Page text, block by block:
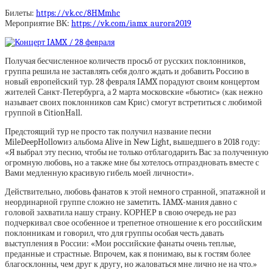
Билеты: https://vk.cc/8HMmhc
Мероприятие ВК: https://vk.com/iamx_aurora2019
Получая бесчисленное количеств просьб от русских поклонников,
группа решила не заставлять себя долго ждать и добавить Россию в
новый европейский тур. 28 февраля IAMX порадуют своим концертом
жителей Санкт-Петербурга, а 2 марта московские «бьютис» (как нежно
называет своих поклонников сам Крис) смогут встретиться с любимой
группой в CitionHall.
Предстоящий тур не просто так получил название песни
MileDeepHollowиз альбома Alive in New Light, вышедшего в 2018 году:
«Я выбрал эту песню, чтобы не только отблагодарить Вас за полученную
огромную любовь, но а также мне бы хотелось отпраздновать вместе с
Вами медленную красивую гибель моей личности».
Действительно, любовь фанатов к этой немного странной, эпатажной и
неординарной группе сложно не заметить. IAMX-мания давно с
головой захватила нашу страну. КОРНЕР в свою очередь не раз
подчеркивал свое особенное и трепетное отношение к его российским
поклонникам и говорил, что для группы особая честь давать
выступления в России: «Мои российские фанаты очень теплые,
преданные и страстные. Впрочем, как я понимаю, вы к гостям более
благосклонны, чем друг к другу, но жаловаться мне лично не на что.»